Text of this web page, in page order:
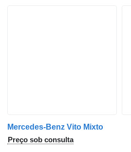
Mercedes-Benz Vito Mixto
Preço sob consulta